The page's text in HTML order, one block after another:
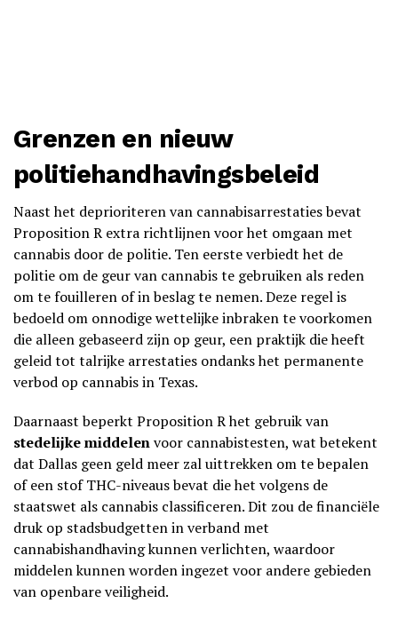
Grenzen en nieuw
politiehandhavingsbeleid
Naast het deprioriteren van cannabisarrestaties bevat
Proposition R extra richtlijnen voor het omgaan met
cannabis door de politie. Ten eerste verbiedt het de
politie om de geur van cannabis te gebruiken als reden
om te fouilleren of in beslag te nemen. Deze regel is
bedoeld om onnodige wettelijke inbraken te voorkomen
die alleen gebaseerd zijn op geur, een praktijk die heeft
geleid tot talrijke arrestaties ondanks het permanente
verbod op cannabis in Texas.
Daarnaast beperkt Proposition R het gebruik van
stedelijke middelenvoor cannabistesten, wat betekent
dat Dallas geen geld meer zal uittrekken om te bepalen
of een stof THC-niveaus bevat die het volgens de
staatswet als cannabis classificeren. Dit zou de financiële
druk op stadsbudgetten in verband met
cannabishandhaving kunnen verlichten, waardoor
middelen kunnen worden ingezet voor andere gebieden
van openbare veiligheid.